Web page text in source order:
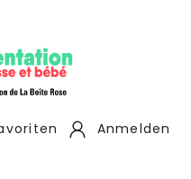
Anmelden